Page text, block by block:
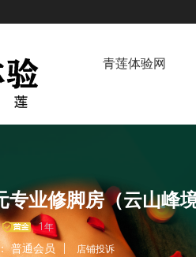
青莲体验网
专业修脚房（云山峰
1年
普通会员 店铺投诉